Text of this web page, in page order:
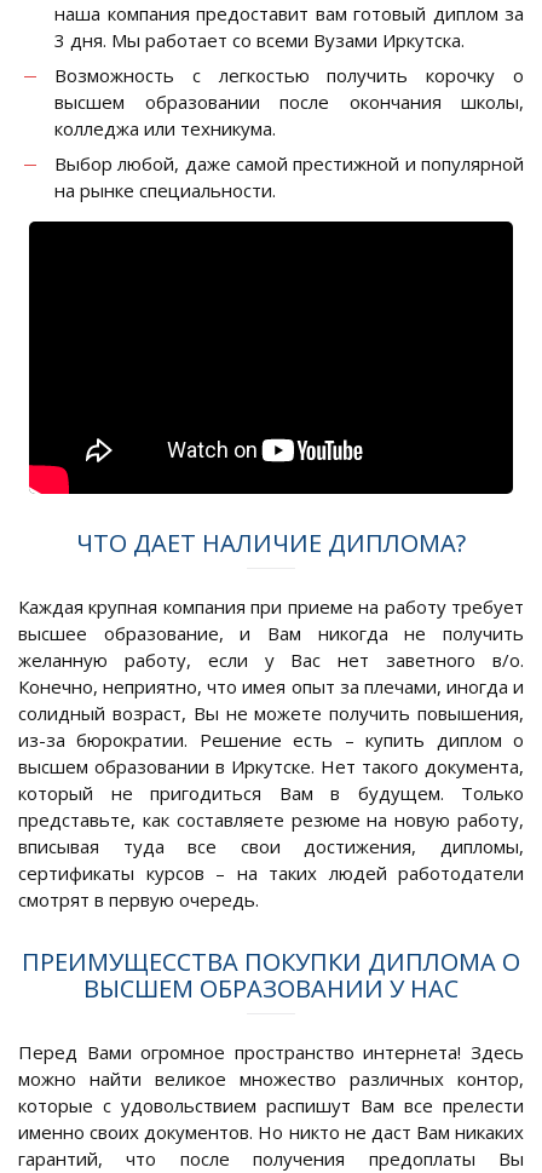
наша компания предоставит вам готовый диплом за
3 дня. Мы работает со всеми Вузами Иркутска.
Возможность с легкостью получить корочку о
высшем образовании после окончания школы,
колледжа или техникума.
Выбор любой, даже самой престижной и популярной
на рынке специальности.
ЧТО ДАЕТ НАЛИЧИЕ ДИПЛОМА?
Каждая крупная компания при приеме на работу требует
высшее образование, и Вам никогда не получить
желанную работу, если у Вас нет заветного в/о.
Конечно, неприятно, что имея опыт за плечами, иногда и
солидный возраст, Вы не можете получить повышения,
из-за бюрократии. Решение есть – купить диплом о
высшем образовании в Иркутске. Нет такого документа,
который не пригодиться Вам в будущем. Только
представьте, как составляете резюме на новую работу,
вписывая туда все свои достижения, дипломы,
сертификаты курсов – на таких людей работодатели
смотрят в первую очередь.
ПРЕИМУЩЕССТВА ПОКУПКИ ДИПЛОМА О
ВЫСШЕМ ОБРАЗОВАНИИ У НАС
Перед Вами огромное пространство интернета! Здесь
можно найти великое множество различных контор,
которые с удовольствием распишут Вам все прелести
именно своих документов. Но никто не даст Вам никаких
гарантий, что после получения предоплаты Вы